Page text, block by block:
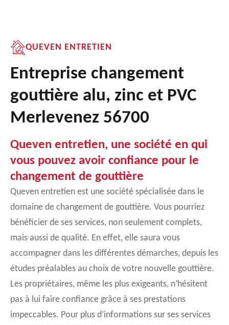
QUEVEN ENTRETIEN
Entreprise changement
gouttière alu, zinc et PVC
Merlevenez 56700
Queven entretien, une société en qui
vous pouvez avoir confiance pour le
changement de gouttière
Queven entretien est une société spécialisée dans le
domaine de changement de gouttière. Vous pourriez
bénéficier de ses services, non seulement complets,
mais aussi de qualité. En effet, elle saura vous
accompagner dans les différentes démarches, depuis les
études préalables au choix de votre nouvelle gouttière.
Les propriétaires, même les plus exigeants, n’hésitent
pas à lui faire confiance grâce à ses prestations
impeccables. Pour plus d’informations sur ses services